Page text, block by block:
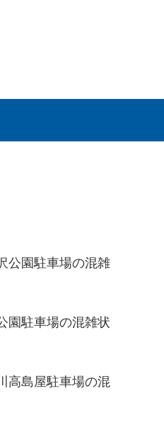
公園駐車場の混雑
園駐車場の混雑状
高島屋駐車場の混